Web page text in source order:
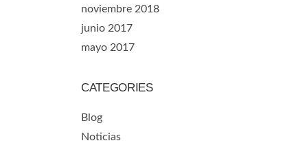
noviembre 2018
junio 2017
mayo 2017
CATEGORIES
Blog
Noticias